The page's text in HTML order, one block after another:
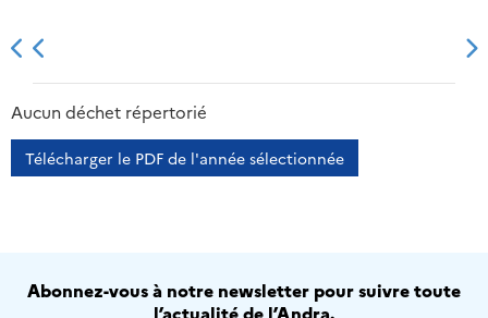
2013 2014
Aucun déchet répertorié
Télécharger le PDF de l'année sélectionnée
Abonnez-vous à notre newsletter pour suivre toute
l’actualité de l’Andra.